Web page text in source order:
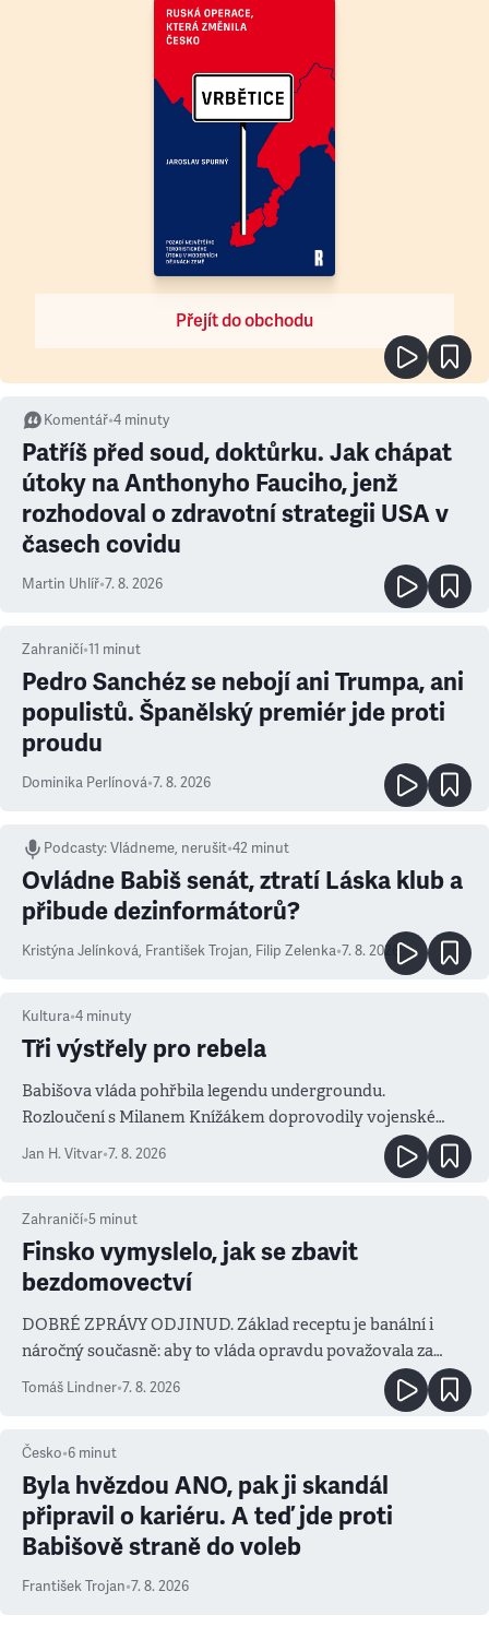
Přejít do obchodu
Komentář•4 minuty
Patříš před soud, doktůrku. Jak chápat
útoky na Anthonyho Fauciho, jenž
rozhodoval o zdravotní strategii USA v
časech covidu
Martin Uhlíř•7. 8. 2026
Zahraničí•11 minut
Pedro Sanchéz se nebojí ani Trumpa, ani
populistů. Španělský premiér jde proti
proudu
Dominika Perlínová•7. 8. 2026
Podcasty:Vládneme, nerušit•42 minut
Ovládne Babiš senát, ztratí Láska klub a
přibude dezinformátorů?
Kristýna Jelínková, František Trojan, Filip Zelenka•7. 8. 2026
Kultura•4 minuty
Tři výstřely pro rebela
Babišova vláda pohřbila legendu undergroundu.
Rozloučení s Milanem Knížákem doprovodily vojenské
salvy i kritika pokrokářů
Jan H. Vitvar•7. 8. 2026
Zahraničí•5 minut
Finsko vymyslelo, jak se zbavit
bezdomovectví
DOBRÉ ZPRÁVY ODJINUD. Základ receptu je banální i
náročný současně: aby to vláda opravdu považovala za
prioritu
Tomáš Lindner•7. 8. 2026
Česko•6 minut
Byla hvězdou ANO, pak ji skandál
připravil o kariéru. A teď jde proti
Babišově straně do voleb
František Trojan•7. 8. 2026